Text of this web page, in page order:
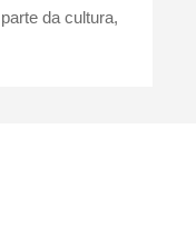
da cultura,